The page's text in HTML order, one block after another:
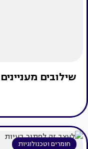
שילובים
חומרים וטכנולוגיות